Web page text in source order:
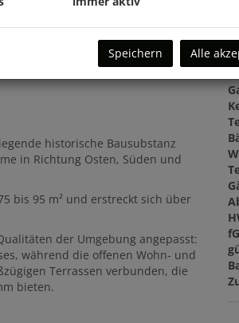
historische Bausubstanz
in Richtung Osten, Süden und
bis 95 m² und erstreckt sich über
der Umgebung angepasst:
während die offenen Wohn- und
Terrassen verbunden, die
bieten.
Speichern Alle